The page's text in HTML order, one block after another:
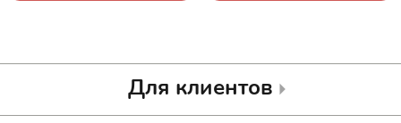
Для клиентов